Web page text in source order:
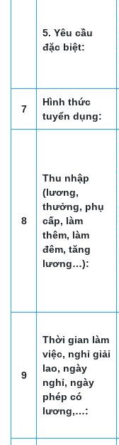
5. Yêu cầu
đặc biệt:
7
Hình thức
tuyển dụng:
8
Thu nhập
(lương,
thưởng, phụ
cấp, làm
thêm, làm
đêm, tăng
lương…):
9
Thời gian làm
việc, nghỉ giải
lao, ngày
nghỉ, ngày
phép có
lương,…: